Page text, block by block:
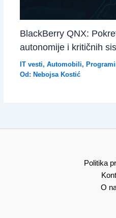
BlackBerry QNX:
autonomije i kritičnih
IT vesti, Automobili,
Od: Nebojsa Kostić
Politika
O